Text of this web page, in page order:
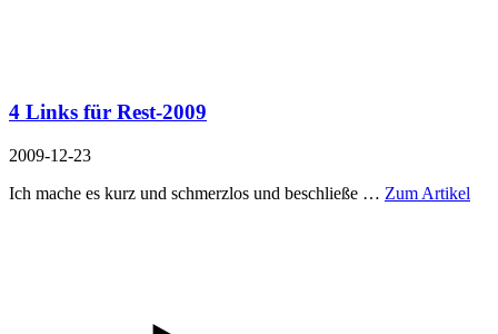
4 Links für Rest-2009
2009-12-23
Ich mache es kurz und schmerzlos und beschließe … Zum Artikel